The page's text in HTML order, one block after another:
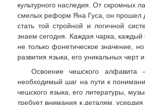
культурного наследия. От скромных
смелых реформ Яна Гуса, он прошел
стать той стройной и логичной
знаем сегодня. Каждая чарка, каждый
не только фонетическое значение, но
развития языка, его уникальных черт
Освоение чешского
необходимый шаг на пути к
чешского языка, его литературы,
требует внимания к деталям,